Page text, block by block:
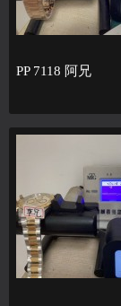
PP 7118 阿兄